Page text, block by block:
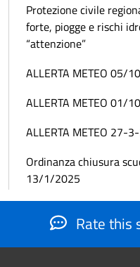
Protezione civile
forte, piogge e rischi
“attenzione”
ALLERTA METEO 05/
ALLERTA METEO 01/
ALLERTA METEO 27-
Ordinanza chiusura
13/1/2025
Rate this